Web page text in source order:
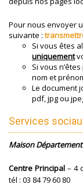
Pour nous envoyer
suivante :
Si vous êtes
uniquement
Si vous
nom et
Le document
pdf, jpg ou
Services
Maison
Centre Principal – 4
tél : 03 84 79 60 80